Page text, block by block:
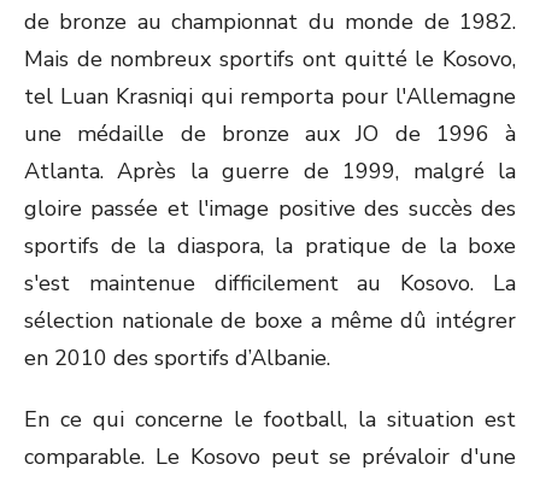
de bronze au championnat du monde de 1982.
Mais de nombreux sportifs ont quitté le Kosovo,
tel Luan Krasniqi qui remporta pour l'Allemagne
une médaille de bronze aux JO de 1996 à
Atlanta. Après la guerre de 1999, malgré la
gloire passée et l'image positive des succès des
sportifs de la diaspora, la pratique de la boxe
s'est maintenue difficilement au Kosovo. La
sélection nationale de boxe a même dû intégrer
en 2010 des sportifs d’Albanie.
En ce qui concerne le football, la situation est
comparable. Le Kosovo peut se prévaloir d'une